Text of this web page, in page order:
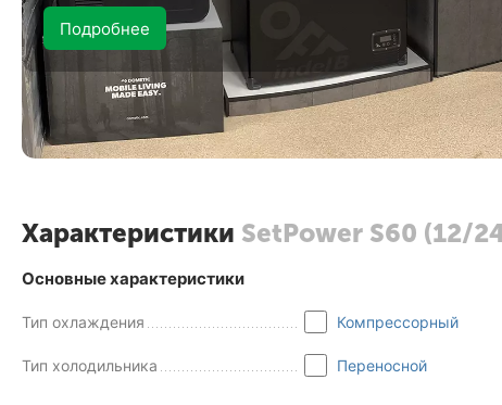
Подробнее
Характеристики SetPower S60 (12/
Основные характеристики
Тип охлаждения Компрессорный
Тип холодильника Переносной